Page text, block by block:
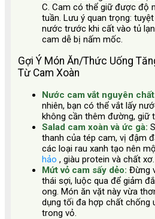
C. Cam có thể giữ được độ
tuần. Lưu ý quan trọng:
nước trước khi cất vào tủ
cam dễ bị nấm mốc.
Gợi Ý Món Ăn/Thức Uống
Từ Cam Xoàn
Nước cam vắt nguyên
nhiên, bạn có thể vắt lấy
không cần thêm đường, giữ
Salad cam xoàn và ức gà:
thanh của tép cam, vị đậm
các loại rau xanh tạo nên
hảo , giàu protein và chất xơ.
Mứt vỏ cam sấy dẻo: Đừng
thái sợi, luộc qua để giảm
ong. Món ăn vặt này vừa
dụng tối đa hợp chất chống
trong vỏ.